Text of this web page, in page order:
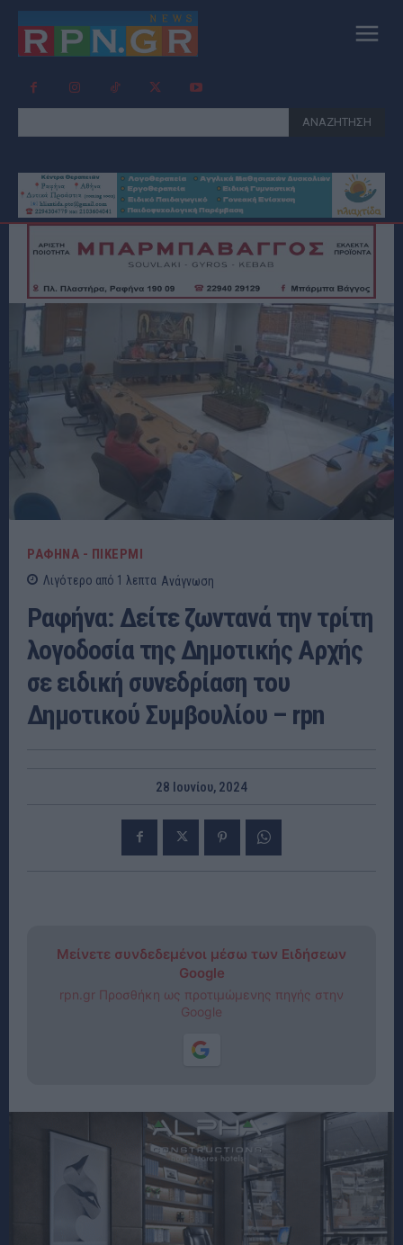
ΑΝΑΖΗΤΗΣΗ
ΡΑΦΗΝΑ - ΠΙΚΕΡΜΙ
Λιγότερο από 1 λεπτα Ανάγνωση
Ραφήνα: Δείτε ζωντανά την τρίτη
λογοδοσία της Δημοτικής Αρχής
σε ειδική συνεδρίαση του
Δημοτικού Συμβουλίου – rpn
28 Ιουνίου, 2024
Μείνετε συνδεδεμένοι μέσω των Ειδήσεων
Google
rpn.gr Προσθήκη ως προτιμώμενης πηγής στην
Google